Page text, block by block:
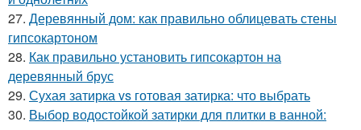
27. Деревянный дом: как правильно облицевать стены
гипсокартоном
28. Как правильно установить гипсокартон на
деревянный брус
29. Сухая затирка vs готовая затирка: что выбрать
30. Выбор водостойкой затирки для плитки в ванной: